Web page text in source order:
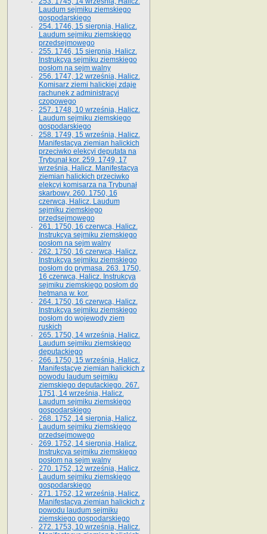
Laudum sejmiku ziemskiego
gospodarskiego
254. 1746, 15 sierpnia, Halicz.
Laudum sejmiku ziemskiego
przedsejmowego
255. 1746, 15 sierpnia, Halicz.
Instrukcya sejmiku ziemskiego
posłom na sejm walny
256. 1747, 12 września, Halicz.
Komisarz ziemi halickiej zdaje
rachunek z administracyi
czopowego
257. 1748, 10 września, Halicz.
Laudum sejmiku ziemskiego
gospodarskiego
258. 1749, 15 września, Halicz.
Manifestacya ziemian halickich
przeciwko elekcyi deputata na
Trybunał kor. 259. 1749, 17
września, Halicz. Manifestacya
ziemian halickich przeciwko
elekcyi komisarza na Trybunał
skarbowy. 260. 1750, 16
czerwca, Halicz. Laudum
sejmiku ziemskiego
przedsejmowego
261. 1750, 16 czerwca, Halicz.
Instrukcya sejmiku ziemskiego
posłom na sejm walny
262. 1750, 16 czerwca, Halicz.
Instrukcya sejmiku ziemskiego
posłom do prymasa. 263. 1750,
16 czerwca, Halicz. Instrukcya
sejmiku ziemskiego posłom do
hetmana w. kor.
264. 1750, 16 czerwca, Halicz.
Instrukcya sejmiku ziemskiego
posłom do wojewody ziem
ruskich
265. 1750, 14 września, Halicz.
Laudum sejmiku ziemskiego
deputackiego
266. 1750, 15 września, Halicz.
Manifestacye ziemian halickich z
powodu laudum sejmiku
ziemskiego deputackiego. 267.
1751, 14 września, Halicz.
Laudum sejmiku ziemskiego
gospodarskiego
268. 1752, 14 sierpnia, Halicz.
Laudum sejmiku ziemskiego
przedsejmowego
269. 1752, 14 sierpnia, Halicz.
Instrukcya sejmiku ziemskiego
posłom na sejm walny
270. 1752, 12 września, Halicz.
Laudum sejmiku ziemskiego
gospodarskiego
271. 1752, 12 września, Halicz.
Manifestacya ziemian halickich z
powodu laudum sejmiku
ziemskiego gospodarskiego
272. 1753, 10 września, Halicz.